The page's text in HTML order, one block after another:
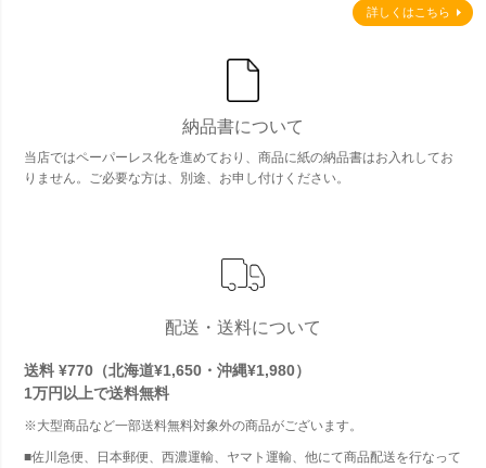
詳しくはこちら
納品書について
当店ではペーパーレス化を進めており、商品に紙の納品書はお入れしてお
りません。ご必要な方は、別途、お申し付けください。
配送・送料について
送料 ¥770（北海道¥1,650・沖縄¥1,980）
1万円以上で送料無料
※大型商品など一部送料無料対象外の商品がございます。
■佐川急便、日本郵便、西濃運輸、ヤマト運輸、他にて商品配送を行なって